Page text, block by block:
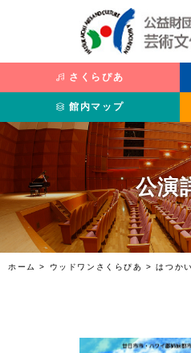
さくらぴあ
公演を観たい
公演情報
チケット購入方法
美術を鑑賞したい
主催展覧会
収蔵品紹介
館内マップ
公演
ホーム > ウッドワンさくらぴあ >はつか